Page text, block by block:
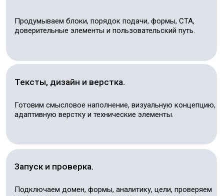
нужны для заявок.
Ваше имя
Ваш телефон
Оставить заявку